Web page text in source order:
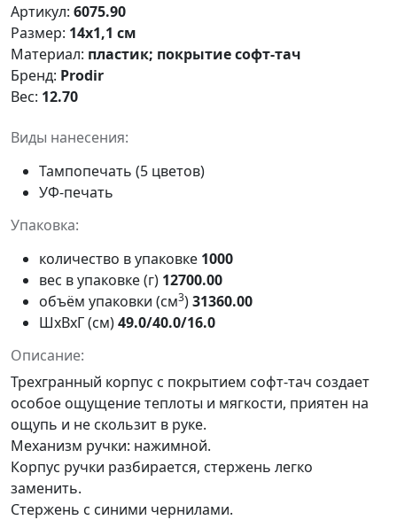
Артикул: 6075.90
Размер: 14х1,1 см
Материал: пластик; покрытие софт-тач
Бренд: Prodir
Вес: 12.70
Виды нанесения:
Тампопечать (5 цветов)
УФ-печать
Упаковка:
количество в упаковке 1000
вес в упаковке (г) 12700.00
объём упаковки (см3)31360.00
ШxВxГ (см)49.0/40.0/16.0
Описание:
Трехгранный корпус с покрытием софт-тач создает
особое ощущение теплоты и мягкости, приятен на
ощупь и не скользит в руке.
Механизм ручки: нажимной.
Корпус ручки разбирается, стержень легко
заменить.
Стержень с синими чернилами.